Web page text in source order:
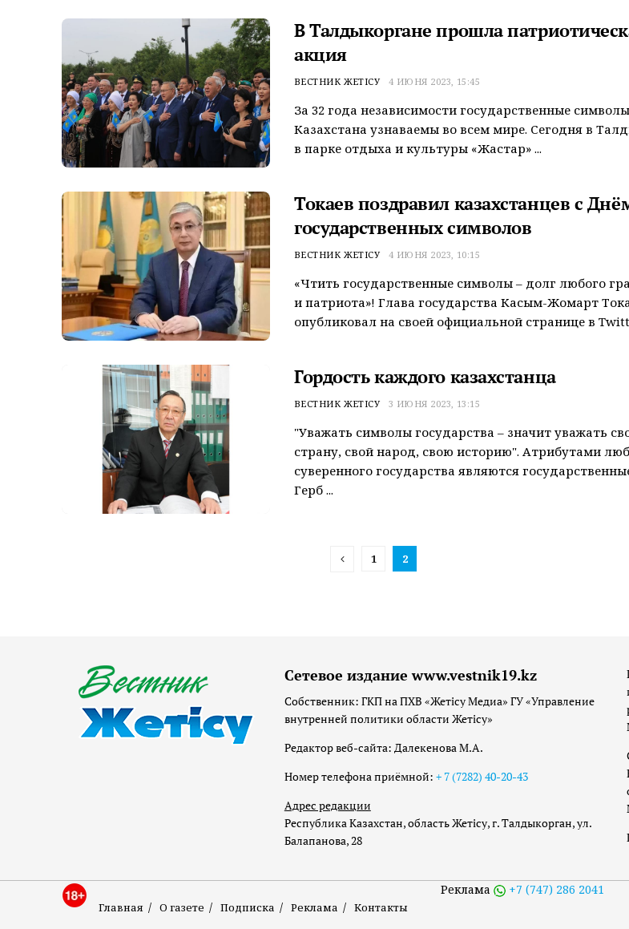
В Талдыкоргане прошла
акция
ВЕСТНИК ЖЕТІСУ 4 ИЮНЯ 2023, 15:45
За 32 года независимости государственные символы
Казахстана узнаваемы во всем мире. Сегодня в
в парке отдыха и культуры «Жастар» ...
Токаев поздравил казахстанцев с
государственных символов
ВЕСТНИК ЖЕТІСУ 4 ИЮНЯ 2023, 10:15
«Чтить государственные символы – долг любого
и патриота»! Глава государства Касым-Жомарт
опубликовал на своей официальной странице в
Гордость каждого казахстанца
ВЕСТНИК ЖЕТІСУ 3 ИЮНЯ 2023, 13:15
"Уважать символы государства – значит уважать
страну, свой народ, свою историю". Атрибутами
суверенного государства являются
Герб ...
1 2
Сетевое издание www.vestnik19.kz
Собственник: ГКП на ПХВ «Жетісу Медиа» ГУ «Управление
внутренней политики области Жетісу»
Редактор веб-сайта: Далекенова М.А.
Номер телефона приёмной: + 7 (7282) 40-20-43
Адрес редакции
Республика Казахстан, область Жетісу, г. Талдыкорган, ул.
Балапанова, 28
Главная О газете Подписка Реклама Контакты
Реклама +7 (747) 286 2041